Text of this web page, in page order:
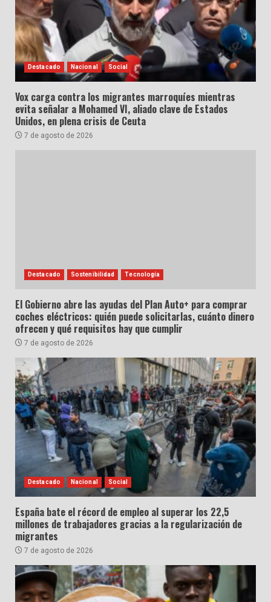
Destacado Nacional Social
Vox carga contra los migrantes marroquíes mientras
evita señalar a Mohamed VI, aliado clave de Estados
Unidos, en plena crisis de Ceuta
7 de agosto de 2026
Destacado Sostenibilidad Tecnología
El Gobierno abre las ayudas del Plan Auto+ para comprar
coches eléctricos: quién puede solicitarlas, cuánto dinero
ofrecen y qué requisitos hay que cumplir
7 de agosto de 2026
Destacado Nacional Social
España bate el récord de empleo al superar los 22,5
millones de trabajadores gracias a la regularización de
migrantes
7 de agosto de 2026